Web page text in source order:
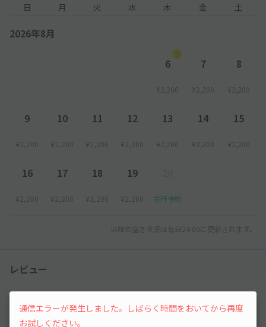
【入庫方法について】
約完了メール または 予約確認ページをご提示ください。申請な
き場合、現地にて別途お支払が発生します。
●ご利用時間中の入出庫は可能ですが、出庫時には予めまた駐車
日 月 火 水 木 金 土
2026年8月
6
¥2,200
7
¥2,200
8
¥2,200
9
¥2,200
10
¥2,200
11
¥2,200
12
¥2,200
13
¥2,200
14
¥2,200
15
¥2,200
16
¥2,200
17
¥2,200
18
¥2,200
19
¥2,200 先行予約
以降の空き状況は毎日24:00に更新されます。
レビュー
5（5件）
通信エラーが発生しました。しばらく時間をおいてから再度
お試しください。